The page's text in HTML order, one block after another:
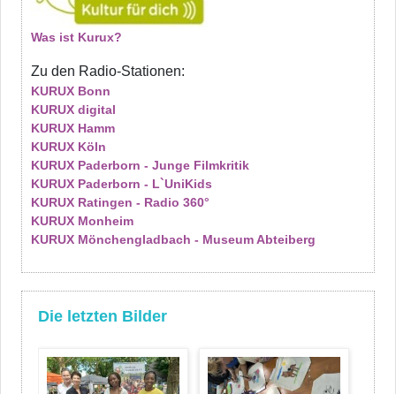
Was ist Kurux?
Zu den Radio-Stationen:
KURUX Bonn
KURUX digital
KURUX Hamm
KURUX Köln
KURUX Paderborn - Junge Filmkritik
KURUX Paderborn - L`UniKids
KURUX Ratingen - Radio 360°
KURUX Monheim
KURUX Mönchengladbach - Museum Abteiberg
Die letzten Bilder